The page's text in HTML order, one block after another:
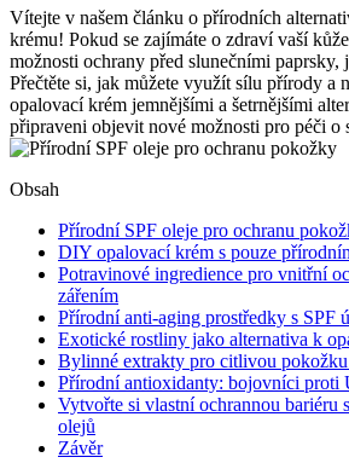
Vítejte v našem článku o přírodních
krému! Pokud se zajímáte o zdraví vaší
možnosti ochrany před slunečními paprsky,
Přečtěte si, jak můžete využít sílu přírody a
opalovací krém jemnějšími a šetrnějšími
připraveni objevit nové možnosti pro péči o
Obsah
Přírodní SPF oleje pro ochranu
DIY opalovací krém s pouze
Potravinové ingredience pro vnitřní
zářením
Přírodní anti-aging prostředky s SPF
Exotické rostliny jako alternativa k
Bylinné extrakty pro citlivou
Přírodní antioxidanty: bojovníci proti
Vytvořte si vlastní ochrannou bariéru
olejů
Závěr